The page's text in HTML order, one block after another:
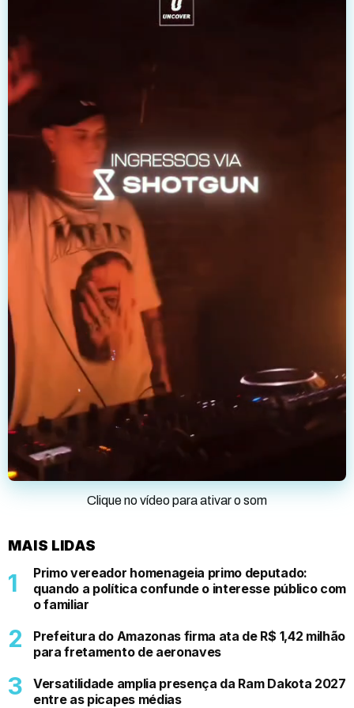
Clique no vídeo para ativar o som
MAIS LIDAS
Primo vereador homenageia primo deputado:
quando a política confunde o interesse público com
o familiar
Prefeitura do Amazonas firma ata de R$ 1,42 milhão
para fretamento de aeronaves
Versatilidade amplia presença da Ram Dakota 2027
entre as picapes médias